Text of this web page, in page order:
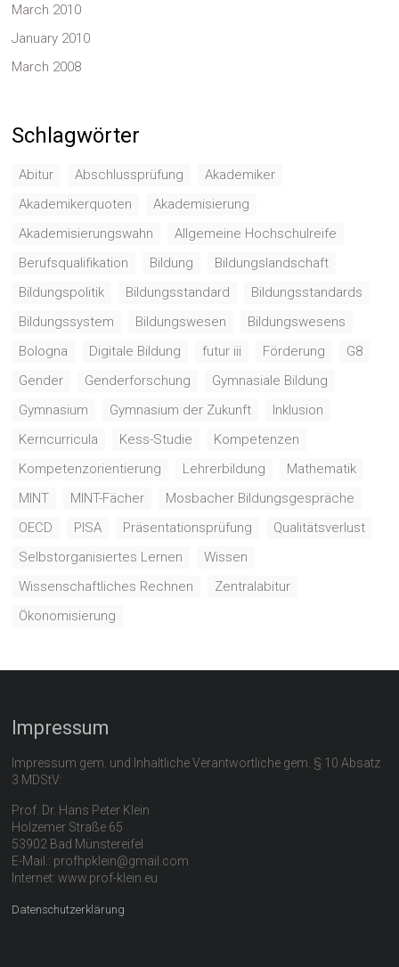
March 2010
January 2010
March 2008
Schlagwörter
Abitur Abschlussprüfung
Akademiker
Akademikerquoten
Akademisierung
Akademisierungswahn
Allgemeine Hochschulreife
Berufsqualifikation
Bildung
Bildungslandschaft
Bildungspolitik
Bildungsstandard
Bildungsstandards
Bildungssystem
Bildungswesen
Bildungswesens
Bologna
Digitale Bildung futur iii Förderung
G8
Gender
Genderforschung
Gymnasiale Bildung
Gymnasium
Gymnasium der Zukunft
Inklusion
Kerncurricula
Kess-Studie
Kompetenzen
Kompetenzorientierung
Lehrerbildung
Mathematik
MINT
MINT-Fächer
Mosbacher Bildungsgespräche
OECD
PISA Präsentationsprüfung
Qualitätsverlust
Selbstorganisiertes Lernen
Wissen
Wissenschaftliches Rechnen
Zentralabitur
Ökonomisierung
Impressum
Impressum gem. und Inhaltliche Verantwortliche gem. § 10 Absatz
3 MDStV:
Prof. Dr. Hans Peter Klein
Holzemer Straße 65
53902 Bad Münstereifel
E-Mail.: profhpklein@gmail.com
Internet: www.prof-klein.eu
Datenschutzerklärung